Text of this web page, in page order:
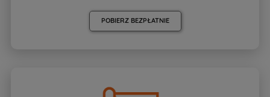
POBIERZ BEZPŁATNIE